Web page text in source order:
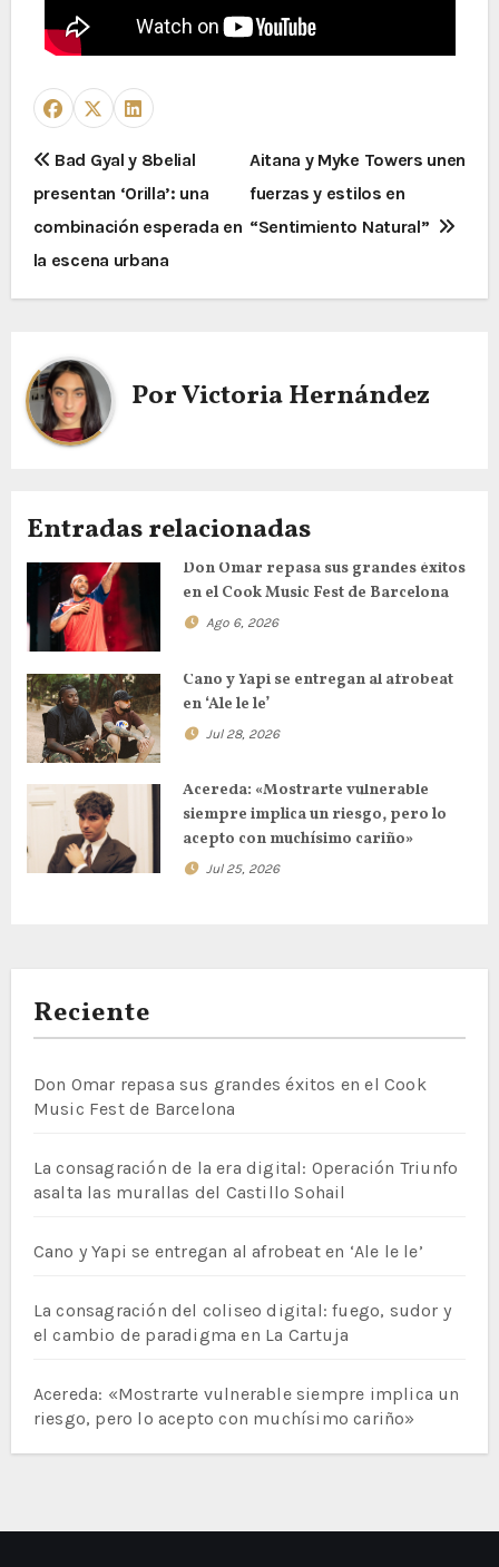
Bad Gyal y 8belial
presentan ‘Orilla’: una
combinación esperada en
la escena urbana
Aitana y Myke Towers unen
fuerzas y estilos en
“Sentimiento Natural”
PorVictoria Hernández
Entradas relacionadas
Don Omar repasa sus grandes éxitos
en el Cook Music Fest de Barcelona
Ago 6, 2026
Cano y Yapi se entregan al afrobeat
en ‘Ale le le’
Jul 28, 2026
Acereda: «Mostrarte vulnerable
siempre implica un riesgo, pero lo
acepto con muchísimo cariño»
Jul 25, 2026
Reciente
Don Omar repasa sus grandes éxitos en el Cook
Music Fest de Barcelona
La consagración de la era digital: Operación Triunfo
asalta las murallas del Castillo Sohail
Cano y Yapi se entregan al afrobeat en ‘Ale le le’
La consagración del coliseo digital: fuego, sudor y
el cambio de paradigma en La Cartuja
Acereda: «Mostrarte vulnerable siempre implica un
riesgo, pero lo acepto con muchísimo cariño»